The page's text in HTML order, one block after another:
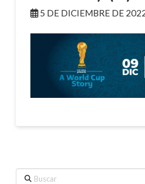
5 DE DICIEMBRE DE
Buscar